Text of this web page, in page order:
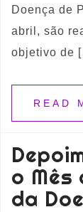
Doença de
abril, são
objetivo de
READ
o Mês
da